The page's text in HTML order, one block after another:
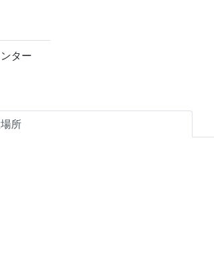
ター
所